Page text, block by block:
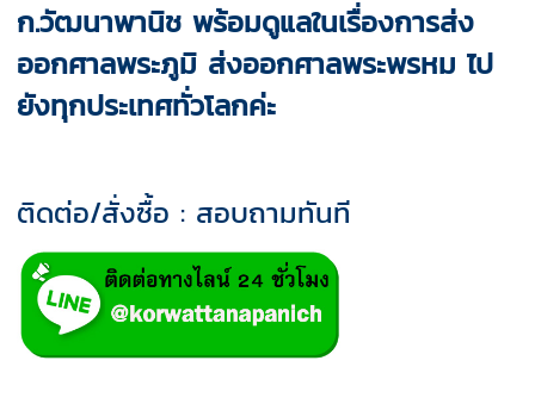
ก.วัฒนาพานิช พร้อมดูแลในเรื่องการส่ง
ออกศาลพระภูมิ ส่งออกศาลพระพรหม ไป
ยังทุกประเทศทั่วโลกค่ะ
ติดต่อ/สั่งซื้อ : สอบถามทันที